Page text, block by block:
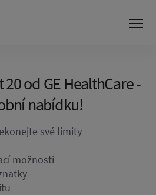
od GE HealthCare -
nabídku!
své limity
možnosti